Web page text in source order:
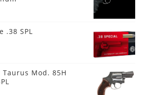
.38 SPL
Taurus Mod. 85H